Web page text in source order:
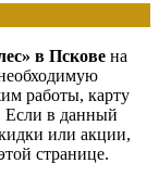
в Пскове на
работы, карту
Если в данный
или акции,
странице.